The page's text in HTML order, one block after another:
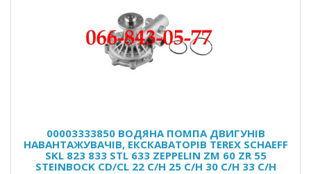
00003333850 ВОДЯНА ПОМПА ДВИГУНІВ
НАВАНТАЖУВАЧІВ, ЕКСКАВАТОРІВ TEREX SCHAEFF
SKL 823 833 STL 633 ZEPPELIN ZM 60 ZR 55
STEINBOCK CD/CL 22 C/H 25 C/H 30 C/H 33 C/H